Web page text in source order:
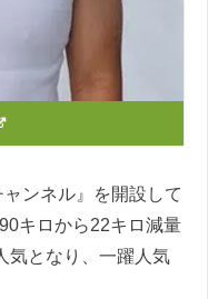
ンネル』を開設して
キロから22キロ減量
気となり、一躍人気